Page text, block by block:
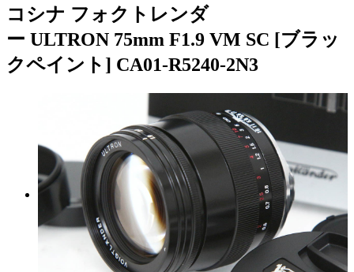
コシナ フォクトレンダ
ー ULTRON 75mm F1.9 VM SC [ブラッ
クペイント] CA01-R5240-2N3